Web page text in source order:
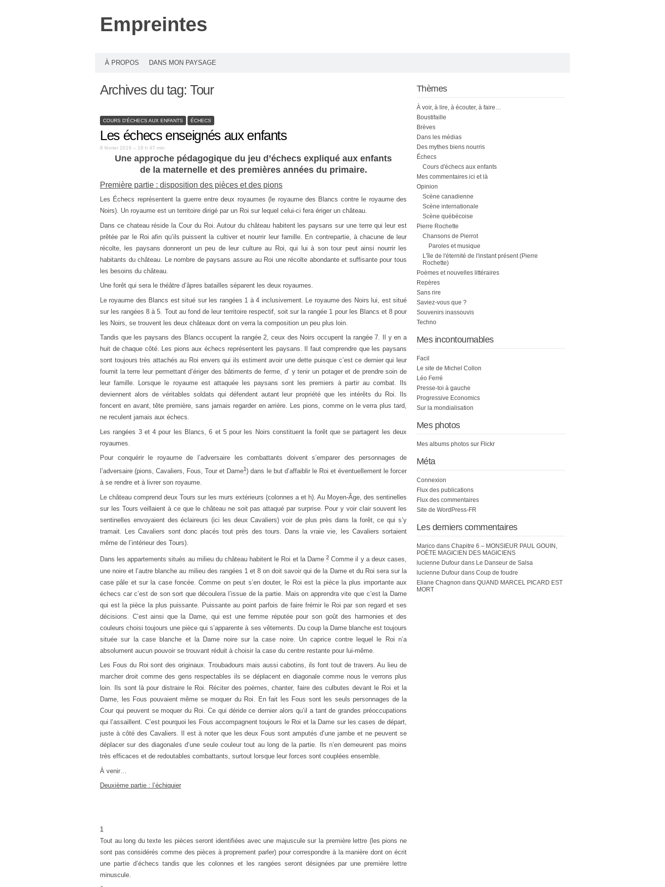
Empreintes
À PROPOS DANS MON PAYSAGE
Archives du tag:Tour
COURS D'ÉCHECS AUX ENFANTS ÉCHECS
Les échecs enseignés aux enfants
8 février 2016 – 18 h 47 min
Une approche pédagogique du jeu d’échecs expliqué aux enfants
de la maternelle et des premières années du primaire.
Première partie : disposition des pièces et des pions
Les Échecs représentent la guerre entre deux royaumes (le royaume des Blancs contre le royaume des
Noirs). Un royaume est un territoire dirigé par un Roi sur lequel celui-ci fera ériger un château.
Dans ce chateau réside la Cour du Roi. Autour du château habitent les paysans sur une terre qui leur est
prêtée par le Roi afin qu’ils puissent la cultiver et nourrir leur famille. En contrepartie, à chacune de leur
récolte, les paysans donneront un peu de leur culture au Roi, qui lui à son tour peut ainsi nourrir les
habitants du château. Le nombre de paysans assure au Roi une récolte abondante et suffisante pour tous
les besoins du château.
Une forêt qui sera le théâtre d’âpres batailles séparent les deux royaumes.
Le royaume des Blancs est situé sur les rangées 1 à 4 inclusivement. Le royaume des Noirs lui, est situé
sur les rangées 8 à 5. Tout au fond de leur territoire respectif, soit sur la rangée 1 pour les Blancs et 8 pour
les Noirs, se trouvent les deux châteaux dont on verra la composition un peu plus loin.
Tandis que les paysans des Blancs occupent la rangée 2, ceux des Noirs occupent la rangée 7. Il y en a
huit de chaque côté. Les pions aux échecs représentent les paysans. Il faut comprendre que les paysans
sont toujours très attachés au Roi envers qui ils estiment avoir une dette puisque c’est ce dernier qui leur
fournit la terre leur permettant d’ériger des bâtiments de ferme, d’ y tenir un potager et de prendre soin de
leur famille. Lorsque le royaume est attaquée les paysans sont les premiers à partir au combat. Ils
deviennent alors de véritables soldats qui défendent autant leur propriété que les intérêts du Roi. Ils
foncent en avant, tête première, sans jamais regarder en arrière. Les pions, comme on le verra plus tard,
ne reculent jamais aux échecs.
Les rangées 3 et 4 pour les Blancs, 6 et 5 pour les Noirs constituent la forêt que se partagent les deux
royaumes.
Pour conquérir le royaume de l’adversaire les combattants doivent s’emparer des personnages de
l’adversaire (pions, Cavaliers, Fous, Tour et Dame1) dans le but d’affaiblir le Roi et éventuellement le forcer
à se rendre et à livrer son royaume.
Le château comprend deux Tours sur les murs extérieurs (colonnes a et h). Au Moyen-Âge, des sentinelles
sur les Tours veillaient à ce que le château ne soit pas attaqué par surprise. Pour y voir clair souvent les
sentinelles envoyaient des éclaireurs (ici les deux Cavaliers) voir de plus près dans la forêt, ce qui s’y
tramait. Les Cavaliers sont donc placés tout près des tours. Dans la vraie vie, les Cavaliers sortaient
même de l’intérieur des Tours).
Dans les appartements situés au milieu du château habitent le Roi et la Dame2 Comme il y a deux cases,
une noire et l’autre blanche au milieu des rangées 1 et 8 on doit savoir qui de la Dame et du Roi sera sur la
case pâle et sur la case foncée. Comme on peut s’en douter, le Roi est la pièce la plus importante aux
échecs car c’est de son sort que découlera l’issue de la partie. Mais on apprendra vite que c’est la Dame
qui est la pièce la plus puissante. Puissante au point parfois de faire frémir le Roi par son regard et ses
décisions. C’est ainsi que la Dame, qui est une femme réputée pour son goût des harmonies et des
couleurs choisi toujours une pièce qui s’apparente à ses vêtements. Du coup la Dame blanche est toujours
située sur la case blanche et la Dame noire sur la case noire. Un caprice contre lequel le Roi n’a
absolument aucun pouvoir se trouvant réduit à choisir la case du centre restante pour lui-même.
Les Fous du Roi sont des originaux. Troubadours mais aussi cabotins, ils font tout de travers. Au lieu de
marcher droit comme des gens respectables ils se déplacent en diagonale comme nous le verrons plus
loin. Ils sont là pour distraire le Roi. Réciter des poèmes, chanter, faire des culbutes devant le Roi et la
Dame, les Fous pouvaient même se moquer du Roi. En fait les Fous sont les seuls personnages de la
Cour qui peuvent se moquer du Roi. Ce qui déride ce dernier alors qu’il a tant de grandes préoccupations
qui l’assaillent. C’est pourquoi les Fous accompagnent toujours le Roi et la Dame sur les cases de départ,
juste à côté des Cavaliers. Il est à noter que les deux Fous sont amputés d’une jambe et ne peuvent se
déplacer sur des diagonales d’une seule couleur tout au long de la partie. Ils n’en demeurent pas moins
très efficaces et de redoutables combattants, surtout lorsque leur forces sont couplées ensemble.
À venir…
Deuxième partie : l’échiquier
1
Tout au long du texte les pièces seront identifiées avec une majuscule sur la première lettre (les pions ne
sont pas considérés comme des pièces à proprement parler) pour correspondre à la manière dont on écrit
une partie d’échecs tandis que les colonnes et les rangées seront désignées par une première lettre
minuscule.
Thèmes
À voir, à lire, à écouter, à faire…
Boustifaille
Brèves
Dans les médias
Des mythes biens nourris
Échecs
Cours d'échecs aux enfants
Mes commentaires ici et là
Opinion
Scène canadienne
Scène internationale
Scène québécoise
Pierre Rochette
Chansons de Pierrot
Paroles et musique
L'île de l'éternité de l'instant présent (Pierre
Rochette)
Poèmes et nouvelles littéraires
Repères
Sans rire
Saviez-vous que ?
Souvenirs inassouvis
Techno
Mes incontournables
Facil
Le site de Michel Collon
Léo Ferré
Presse-toi à gauche
Progressive Economics
Sur la mondialisation
Mes photos
Mes albums photos sur Flickr
Méta
Connexion
Flux des publications
Flux des commentaires
Site de WordPress-FR
Les derniers commentaires
Marico dans Chapitre 6 – MONSIEUR PAUL GOUIN,
POÈTE MAGICIEN DES MAGICIENS
lucienne Dufour dans Le Danseur de Salsa
lucienne Dufour dans Coup de foudre
Eliane Chagnon dans QUAND MARCEL PICARD EST
MORT